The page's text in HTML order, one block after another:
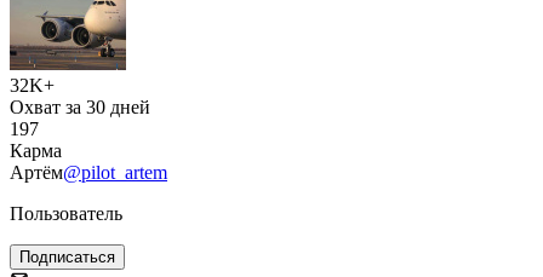
32K+
Охват за 30 дней
197
Карма
Артём@pilot_artem
Пользователь
Подписаться